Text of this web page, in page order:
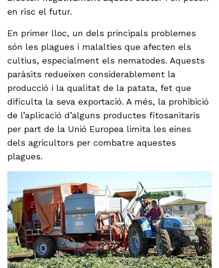
en risc el futur.
En primer lloc, un dels principals problemes
són les plagues i malalties que afecten els
cultius, especialment els nematodes. Aquests
paràsits redueixen considerablement la
producció i la qualitat de la patata, fet que
dificulta la seva exportació. A més, la prohibició
de l’aplicació d’alguns productes fitosanitaris
per part de la Unió Europea limita les eines
dels agricultors per combatre aquestes
plagues.